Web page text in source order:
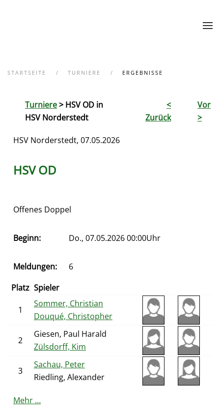
STARTSEITE TURNIERE ERGEBNISSE
Turniere> HSV OD in
HSV Norderstedt
<
Zurück
Vor
>
HSV Norderstedt, 07.05.2026
HSV OD
Offenes Doppel
Beginn: Do., 07.05.2026 00:00Uhr
Meldungen:
6
Platz Spieler
1
Sommer, Christian
Douqué, Christopher
2
Giesen, Paul Harald
Zülsdorff, Kim
3
Sachau, Peter
Riedling, Alexander
Mehr …